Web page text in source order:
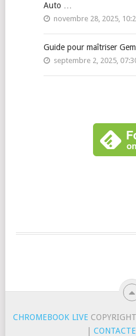
Auto …
novembre 28, 2025,
Guide pour maîtriser
septembre 2, 2025,
CHROMEBOOK LIVE